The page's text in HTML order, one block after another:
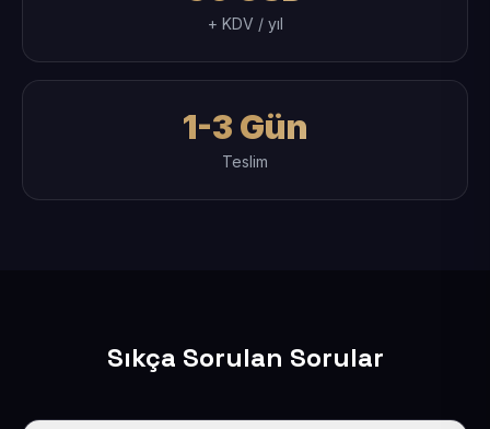
+ KDV / yıl
1-3 Gün
Teslim
Sıkça Sorulan Sorular